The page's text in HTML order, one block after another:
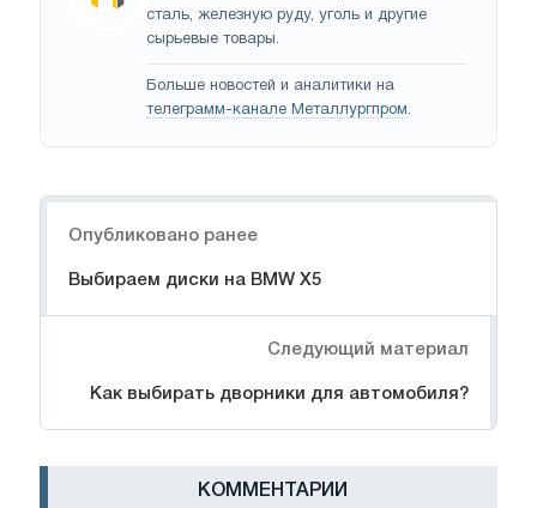
сталь, железную руду, уголь и другие
сырьевые товары.
Больше новостей и аналитики на
телеграмм-канале Металлургпром.
Опубликовано ранее
Выбираем диски на BMW X5
Следующий материал
Как выбирать дворники для автомобиля?
КОММЕНТАРИИ